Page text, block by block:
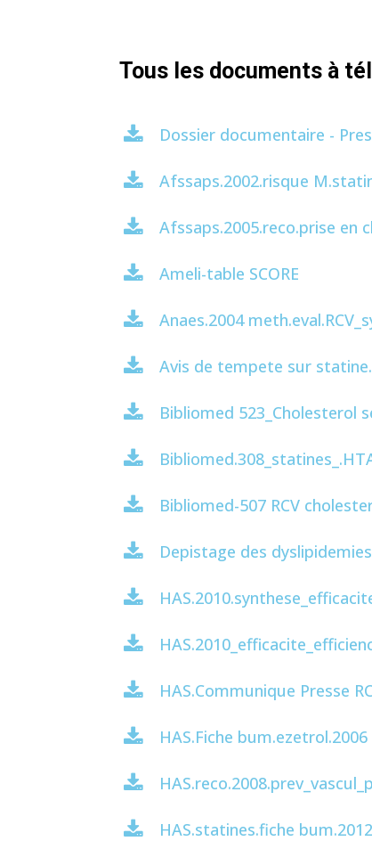
Tous les documents à
Dossier documentaire -
Afssaps.2002.risque
Afssaps.2005.reco.prise en
Ameli-table SCORE
Anaes.2004
Avis de tempete sur
Bibliomed 523_Cholesterol
Bibliomed-507 RCV
Depistage des
HAS.Communique Presse
HAS.Fiche bum.ezetrol.2006
HAS.statines.fiche bum.2012